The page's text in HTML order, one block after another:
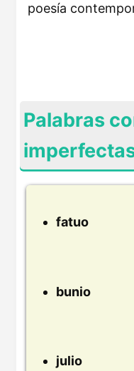
poesía
Palabras
fatuo
bunio
julio